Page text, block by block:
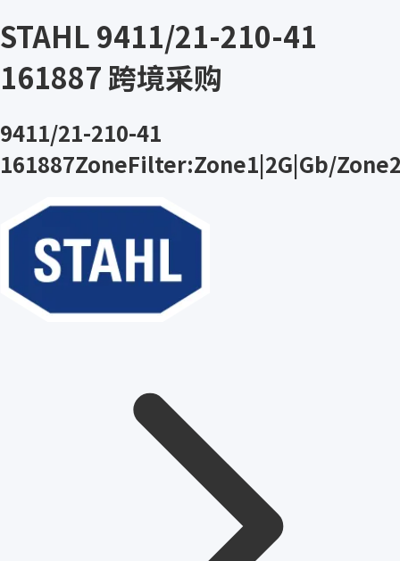
STAHL 9411/21-210-41
161887 跨境采购
9411/21-210-41
161887ZoneFilter:Zone1|2G|Gb/